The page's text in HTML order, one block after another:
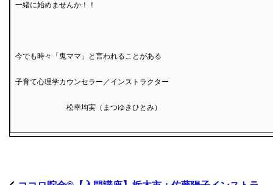
一緒に始めませんか！！
今でも時々「鬼ママ」と言われることがある
子育て心理学カウンセラー／インストラクター
松幸均実（まつゆきひとみ）